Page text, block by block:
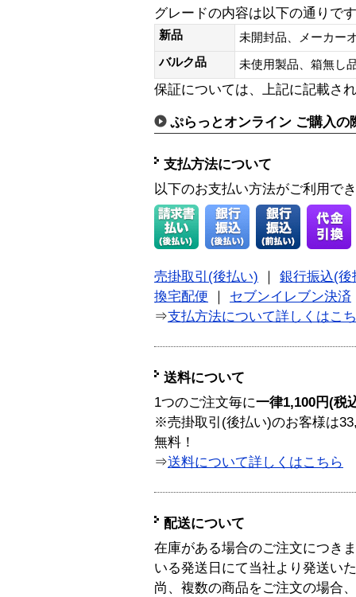
グレードの内容は以下の通りで
新品
未開封品、メーカー
バルク品
未使用製品、箱無
保証については、上記に記載さ
ぷらっとオンライン ご購入の
支払方法について
以下のお支払い方法がご利用で
売掛取引(後払い)
銀行振込(後
換宅配便
セブンイレブン決済
⇒支払方法について詳しくはこ
送料について
1つのご注文毎に一律1,100円(税
※売掛取引(後払い)のお客様は
無料！
⇒送料について詳しくはこちら
配送について
在庫がある場合のご注文につき
いる発送日にて当社より発送い
尚、複数の商品をご注文の場合